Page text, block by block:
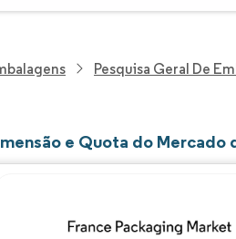
Pesquisa Geral De
e Quota do Mercado